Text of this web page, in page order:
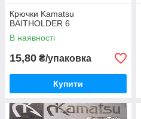
Крючки Kamatsu
BAITHOLDER 6
В наявності
15,80 ₴/упаковка
Купити